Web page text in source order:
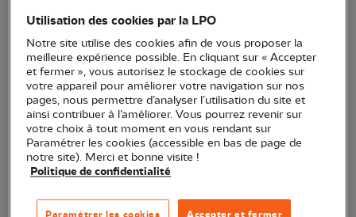
Iraty. Équipés de jumelles, nous partirons en balade
d'une heure pour les observer et écouter leurs
chants.
Animation pour toute la famille, accessible aux
enfants à partir de 7 ans. Groupe de 12 personnes.
Tous les lundis pendant l'été !
Animation en partenariat avec les Chalets d'Iraty.
Utilisation des cookies par la LPO
Notre site utilise des cookies afin de vous proposer la
meilleure expérience possible. En cliquant sur « Accepter
et fermer », vous autorisez le stockage de cookies sur
votre appareil pour améliorer votre navigation sur nos
pages, nous permettre d’analyser l’utilisation du site et
ainsi contribuer à l’améliorer. Vous pourrez revenir sur
votre choix à tout moment en vous rendant sur
Paramétrer les cookies (accessible en bas de page de
notre site). Merci et bonne visite !
Politique de confidentialité